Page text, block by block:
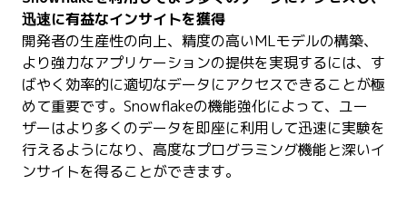
迅速に有益なインサイトを獲得
開発者の生産性の向上、精度の高いMLモデルの構築、
より強力なアプリケーションの提供を実現するには、す
ばやく効率的に適切なデータにアクセスできることが極
めて重要です。Snowflakeの機能強化によって、ユー
ザーはより多くのデータを即座に利用して迅速に実験を
行えるようになり、高度なプログラミング機能と深いイ
ンサイトを得ることができます。